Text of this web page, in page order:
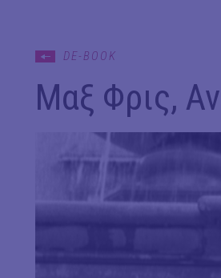
DE-BOOK
Μαξ Φρις,